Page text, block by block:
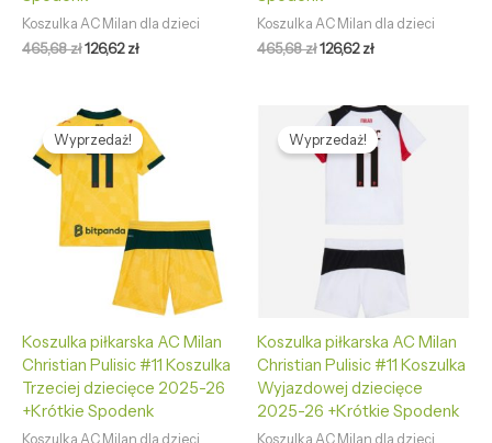
Koszulka AC Milan dla dzieci
465,68zł126,62zł
Koszulka AC Milan dla dzieci
465,68zł126,62zł
Wyprzedaż!
Koszulka piłkarska AC Milan
Christian Pulisic #11 Koszulka
Trzeciej dziecięce 2025-26
+Krótkie Spodenk
Koszulka AC Milan dla dzieci
Pierwotna
cena
wynosiła:
465,68 zł.
cena
wynosi:
126,62 zł.
Wyprzedaż!
Koszulka piłkarska AC Milan
Christian Pulisic #11 Koszulka
Wyjazdowej dziecięce
2025-26 +Krótkie Spodenk
Koszulka AC Milan dla dzieci
Pierwotna
cena
wynosiła:
465,68 zł.
Aktualna
cena
wynosi: